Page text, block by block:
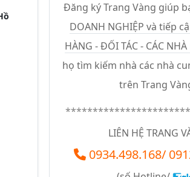
Đăng ký Trang Vàng giúp
DOANH NGHIỆP và tiếp
HÀNG - ĐỐI TÁC - CÁC
họ tìm kiếm nhà các nhà
trên Trang
LIÊN HỆ TRANG
0934.498.168/